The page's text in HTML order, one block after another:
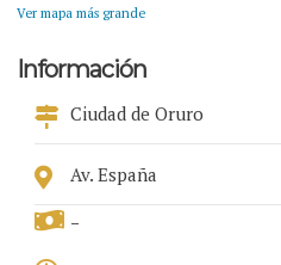
Ver mapa más grande
Información
Ciudad de Oruro
Av. España
-